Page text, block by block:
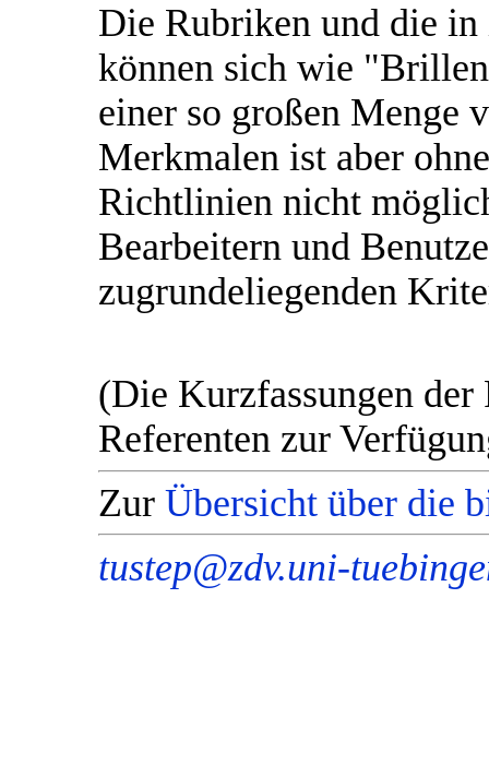
Die Rubriken und die
können sich wie
einer so großen Menge
Merkmalen ist aber
Richtlinien nicht
Bearbeitern und
zugrundeliegenden
(Die Kurzfassungen der
Referenten zur
Zur Übersicht über die
tustep@zdv.uni-